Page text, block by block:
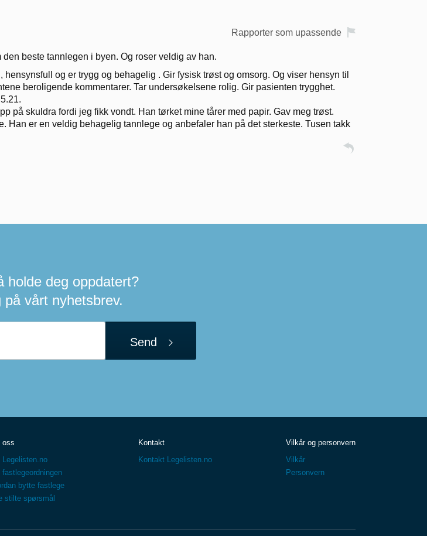
Rapporter som upassende
beste tannlegen i byen. Og roser veldig av han.
hensynsfull og er trygg og behagelig . Gir fysisk trøst og omsorg. Og viser hensyn til
beroligende kommentarer. Tar undersøkelsene rolig. Gir pasienten trygghet.
på skuldra fordi jeg fikk vondt. Han tørket mine tårer med papir. Gav meg trøst.
Han er en veldig behagelig tannlege og anbefaler han på det sterkeste. Tusen takk
holde deg oppdatert?
på vårt nyhetsbrev.
Send
oss
Legelisten.no
fastlegeordningen
bytte fastlege
stilte spørsmål
Kontakt
Kontakt Legelisten.no
Vilkår og personvern
Vilkår
Personvern